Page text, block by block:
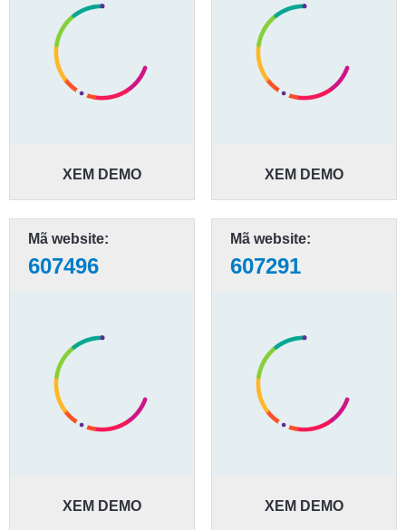
XEM DEMO XEM DEMO
Mã website:
607496
XEM DEMO
Mã website:
607291
XEM DEMO